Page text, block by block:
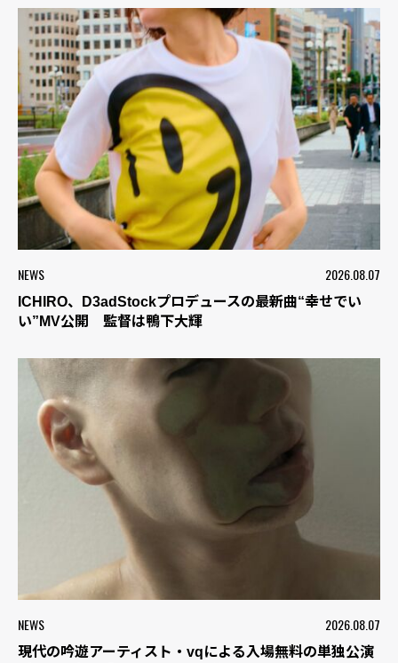
NEWS 2026.08.07
ICHIRO、D3adStockプロデュースの最新曲“幸せでい
い”MV公開 監督は鴨下大輝
NEWS 2026.08.07
現代の吟遊アーティスト・vqによる入場無料の単独公演